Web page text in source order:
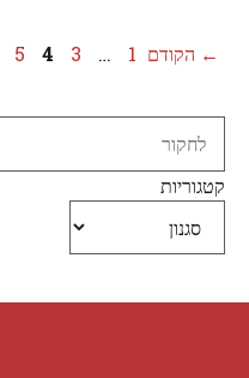
← הקודם עמוד1
… עמוד
3 עמוד
4 עמוד
5
קטגוריות